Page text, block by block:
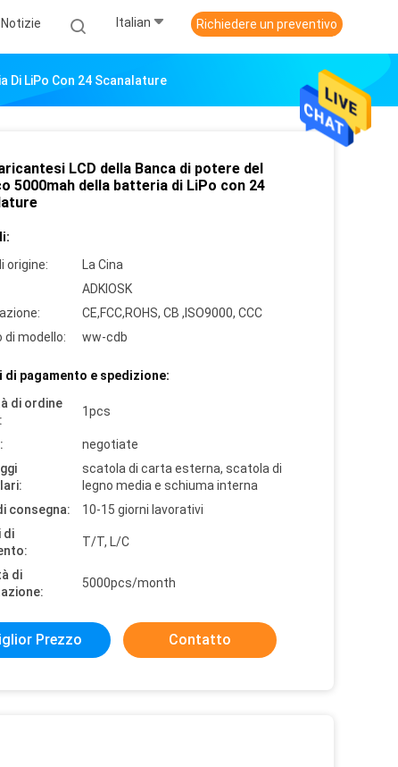
Notizie Italian Richiedere un preventivo
Di LiPo Con 24 Scanalature
LCD della Banca di potere del
5000mah della batteria di LiPo con 24
origine:
La Cina
ADKIOSK
CE,FCC,ROHS, CB ,ISO9000, CCC
di modello:
ww-cdb
di pagamento e spedizione:
di ordine
1pcs
negotiate
scatola di carta esterna, scatola di
legno media e schiuma interna
consegna:
10-15 giorni lavorativi
di
T/T, L/C
di
5000pcs/month
Prezzo Contatto